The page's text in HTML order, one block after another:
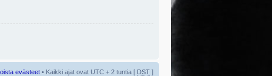
evästeet • Kaikki ajat ovat UTC + 2 tuntia [ DST ]